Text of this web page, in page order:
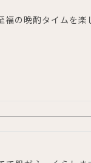
福の晩酌タイムを楽